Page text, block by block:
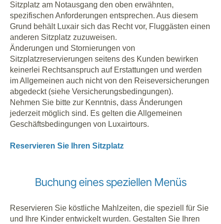
Sitzplatz am Notausgang den oben erwähnten,
spezifischen Anforderungen entsprechen. Aus diesem
Grund behält Luxair sich das Recht vor, Fluggästen einen
anderen Sitzplatz zuzuweisen.
Änderungen und Stornierungen von
Sitzplatzreservierungen seitens des Kunden bewirken
keinerlei Rechtsanspruch auf Erstattungen und werden
im Allgemeinen auch nicht von den Reiseversicherungen
abgedeckt (siehe Versicherungsbedingungen).
Nehmen Sie bitte zur Kenntnis, dass Änderungen
jederzeit möglich sind. Es gelten die Allgemeinen
Geschäftsbedingungen von Luxairtours.
Reservieren Sie Ihren Sitzplatz
Buchung eines speziellen Menüs
Reservieren Sie köstliche Mahlzeiten, die speziell für Sie
und Ihre Kinder entwickelt wurden. Gestalten Sie Ihren